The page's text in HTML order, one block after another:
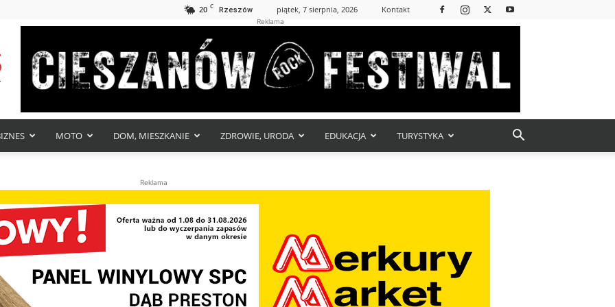
20 C Rzeszów piątek, 7 sierpnia, 2026 Kontakt
Reklama
MOTO DOM, MIESZKANIE ZDROWIE, URODA EDUKACJA TURYSTYKA
Reklama